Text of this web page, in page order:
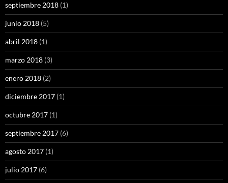
septiembre 2018 (1)
junio 2018 (5)
abril 2018 (1)
marzo 2018 (3)
enero 2018 (2)
diciembre 2017 (1)
octubre 2017 (1)
septiembre 2017 (6)
agosto 2017 (1)
julio 2017 (6)